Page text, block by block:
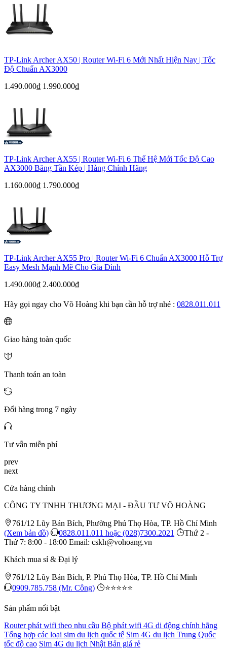
TP-Link Archer AX50 | Router Wi-Fi 6 Mới Nhất Hiện Nay | Tốc
Độ Chuẩn AX3000
1.490.000₫ 1.990.000₫
TP-Link Archer AX55 | Router Wi-Fi 6 Thế Hệ Mới Tốc Độ Cao
AX3000 Băng Tần Kép | Hàng Chính Hãng
1.160.000₫ 1.790.000₫
TP-Link Archer AX55 Pro | Router Wi-Fi 6 Chuẩn AX3000 Hỗ Trợ
Easy Mesh Mạnh Mẽ Cho Gia Đình
1.490.000₫ 2.400.000₫
Hãy gọi ngay cho Võ Hoàng khi bạn cần hỗ trợ nhé : 0828.011.011
Giao hàng toàn quốc
Thanh toán an toàn
Đổi hàng trong 7 ngày
Tư vẫn miễn phí
prev
next
Cửa hàng chính
CÔNG TY TNHH THƯƠNG MẠI - ĐẦU TƯ VÕ HOÀNG
761/12 Lũy Bán Bích, Phường Phú Thọ Hòa, TP. Hồ Chí Minh
(Xem bản đồ)
0828.011.011 hoặc (028)7300.2021
Thứ 2 -
Thứ 7: 8:00 - 18:00 Email: cskh@vohoang.vn
Khách mua sỉ & Đại lý
761/12 Lũy Bán Bích, P. Phú Thọ Hòa, TP. Hồ Chí Minh
0909.785.758 (Mr. Công)
⭐⭐⭐⭐⭐
Sản phẩm nổi bật
Router phát wifi theo nhu cầu Bộ phát wifi 4G di động chính hãng
Tổng hợp các loại sim du lịch quốc tế Sim 4G du lịch Trung Quốc
tốc độ cao Sim 4G du lịch Nhật Bản giá rẻ